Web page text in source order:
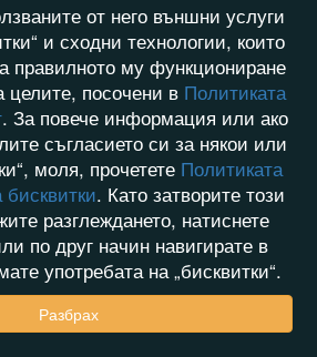
от него външни услуги
и сходни технологии, които
правилното му функциониране
целите, посочени в Политиката
. За повече информация или ако
съгласието си за някои или
моля, прочетете Политиката
. Като затворите този
разглеждането, натиснете
по друг начин навигирате в
употребата на „бисквитки“.
Разбрах